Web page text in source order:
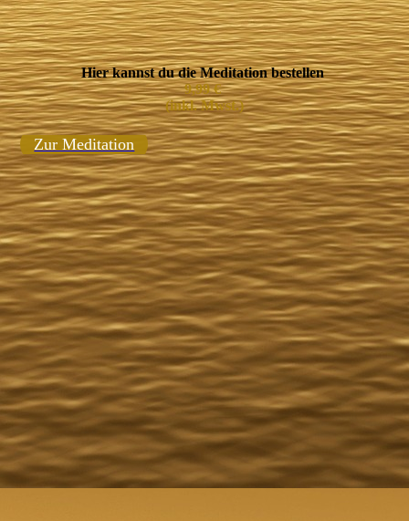
Hier kannst du die Meditation bestellen
9,99 €
(inkl. Mwst.)
Zur Meditation